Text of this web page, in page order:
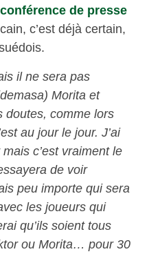
de presse
c’est déjà certain,
il ne sera pas
Morita et
doutes, comme lors
au jour le jour. J’ai
c’est vraiment le
de voir
peu importe qui sera
les joueurs qui
qu’ils soient tous
ou Morita… pour 30